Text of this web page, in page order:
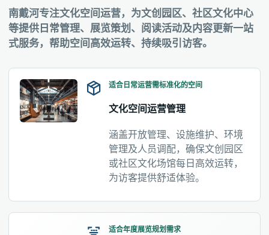
南戴河专注文化空间运营，为文创园区、社区文化中心
等提供日常管理、展览策划、阅读活动及内容更新一站
式服务，帮助空间高效运转、持续吸引访客。
适合日常运营需标准化的空间
文化空间运营管理
涵盖开放管理、设施维护、环境
管理及人员调配，确保文创园区
或社区文化场馆每日高效运转，
为访客提供舒适体验。
适合年度展览规划需求